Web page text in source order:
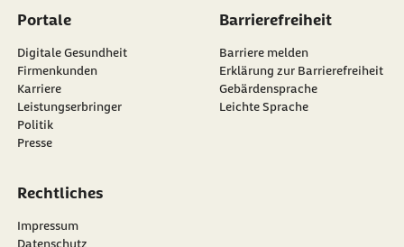
Portale
Digitale Gesundheit
Firmenkunden
Karriere
Leistungserbringer
Politik
Presse
Barrierefreiheit
Barriere melden
Erklärung zur Barrierefreiheit
Gebärdensprache
Leichte Sprache
Rechtliches
Impressum
Datenschutz